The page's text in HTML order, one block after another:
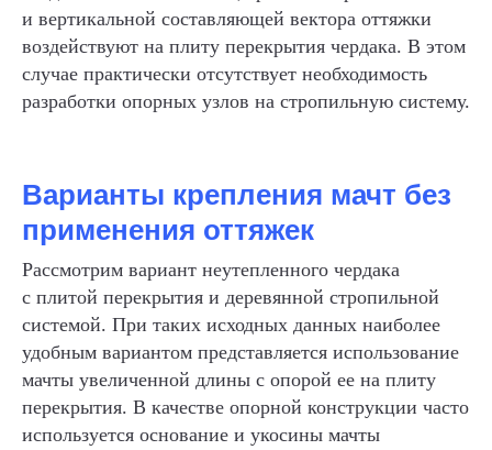
и вертикальной составляющей вектора оттяжки
воздействуют на плиту перекрытия чердака. В этом
случае практически отсутствует необходимость
разработки опорных узлов на стропильную систему.
Варианты крепления мачт без
применения оттяжек
Рассмотрим вариант неутепленного чердака
с плитой перекрытия и деревянной стропильной
системой. При таких исходных данных наиболее
удобным вариантом представляется использование
мачты увеличенной длины с опорой ее на плиту
перекрытия. В качестве опорной конструкции часто
используется основание и укосины мачты